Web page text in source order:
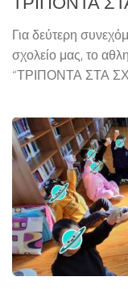
Για δεύτερη
σχολείο μας, το
“ΤΡΙΠΟΝΤΑ ΣΤΑ